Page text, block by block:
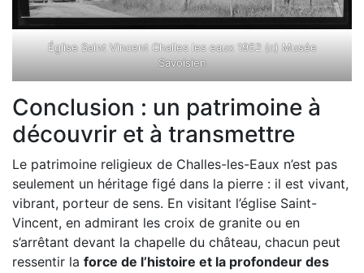
Église Saint Vincent Challes les eaux 1952 (c) Musée
Savoisien
Conclusion : un patrimoine à
découvrir et à transmettre
Le patrimoine religieux de Challes-les-Eaux n’est pas
seulement un héritage figé dans la pierre : il est vivant,
vibrant, porteur de sens. En visitant l’église Saint-
Vincent, en admirant les croix de granite ou en
s’arrêtant devant la chapelle du château, chacun peut
ressentir la force de l’histoire et la profondeur des